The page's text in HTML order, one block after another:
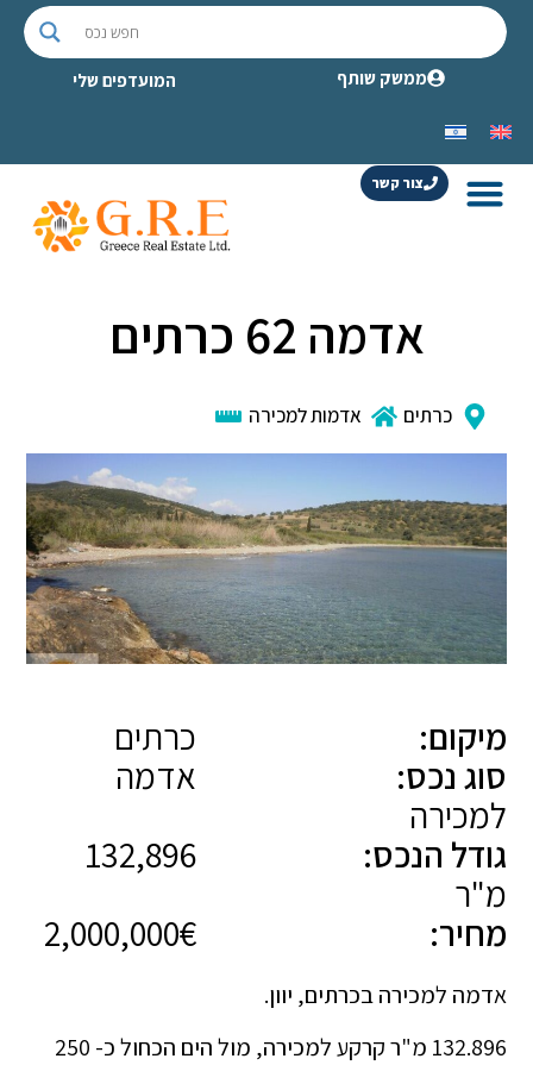
ממשק שותף המועדפים שלי
צור קשר
אדמה 62 כרתים
כרתים אדמות למכירה
מיקום:
כרתים
סוג נכס:
אדמה
למכירה
גודל הנכס:
132,896
מ"ר
מחיר:
2,000,000€
אדמה למכירה בכרתים, יוון.
132.896 מ"ר קרקע למכירה, מול הים הכחול כ- 250